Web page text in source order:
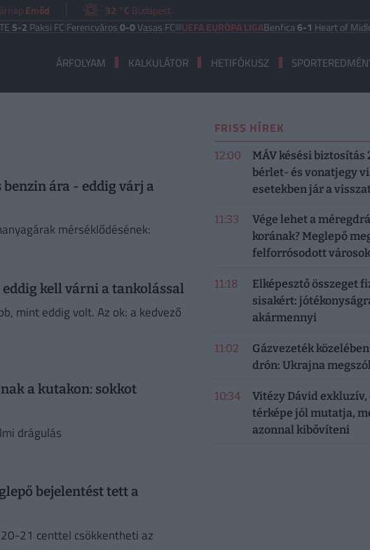
Emőd 32 °C Budapest
Paksi FC|Ferencváros0-0Vasas FC UEFA EURÓPA LIGABenfica6-1Heart of
ÁRFOLYAM KALKULÁTOR HETIFÓKUSZ
ára - eddig várj a
mérséklődésének:
kell várni a tankolással
mint eddig volt. Az ok: a kedvező
a kutakon: sokkot
drágulás
bejelentést tett a
21 centtel csökkentheti az
FRISS HÍREK
12:00
MÁV késési biztosítás
bérlet- és vonatjegy
esetekben jár a
11:33
Vége lehet a
korának? Meglepő
felforrósodott
11:18
Elképesztő összeget
sisakért:
akármennyi
11:02
Gázvezeték
drón: Ukrajna
10:34
Vitézy Dávid
térképe jól mutatja,
azonnal kibővíteni